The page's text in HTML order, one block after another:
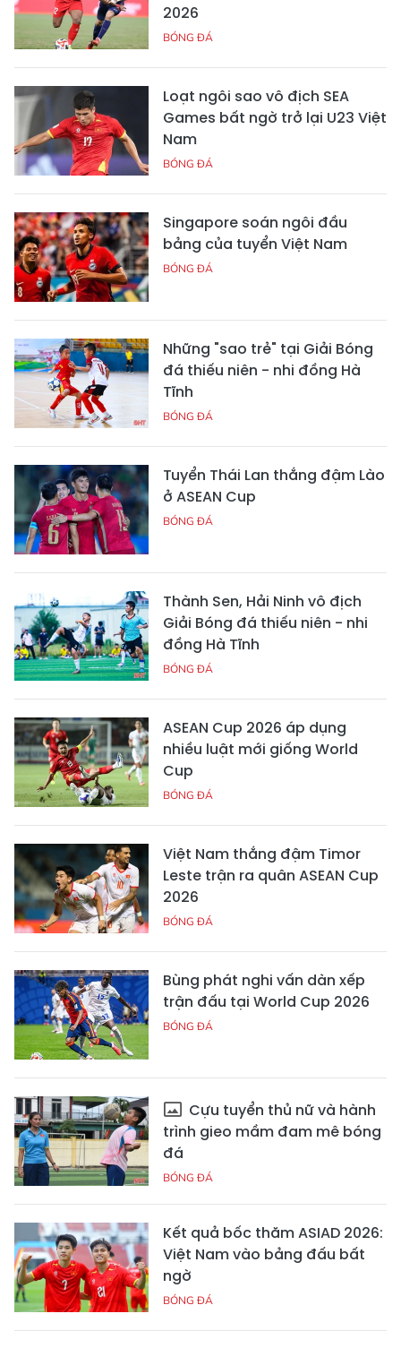
2026
BÓNG ĐÁ
Loạt ngôi sao vô địch SEA
Games bất ngờ trở lại U23 Việt
Nam
BÓNG ĐÁ
Singapore soán ngôi đầu
bảng của tuyển Việt Nam
BÓNG ĐÁ
Những "sao trẻ" tại Giải Bóng
đá thiếu niên - nhi đồng Hà
Tĩnh
BÓNG ĐÁ
Tuyển Thái Lan thắng đậm Lào
ở ASEAN Cup
BÓNG ĐÁ
Thành Sen, Hải Ninh vô địch
Giải Bóng đá thiếu niên - nhi
đồng Hà Tĩnh
BÓNG ĐÁ
ASEAN Cup 2026 áp dụng
nhiều luật mới giống World
Cup
BÓNG ĐÁ
Việt Nam thắng đậm Timor
Leste trận ra quân ASEAN Cup
2026
BÓNG ĐÁ
Bùng phát nghi vấn dàn xếp
trận đấu tại World Cup 2026
BÓNG ĐÁ
Cựu tuyển thủ nữ và hành
trình gieo mầm đam mê bóng
đá
BÓNG ĐÁ
Kết quả bốc thăm ASIAD 2026:
Việt Nam vào bảng đấu bất
ngờ
BÓNG ĐÁ